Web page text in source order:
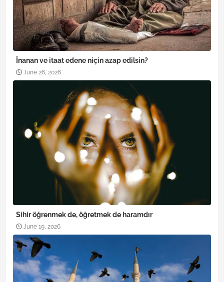
İnanan ve itaat edene niçin azap edilsin?
June 26, 2026
Sihir öğrenmek de, öğretmek de haramdır
June 19, 2026